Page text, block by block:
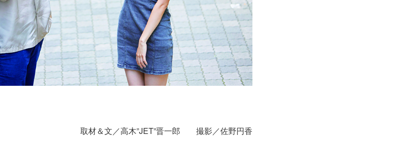
取材＆文／高木”JET”晋一郎 撮影／佐野円香